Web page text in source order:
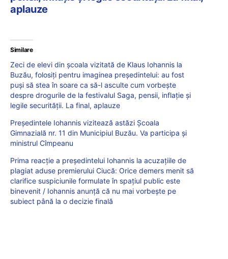
aplauze
Similare
Zeci de elevi din școala vizitată de Klaus Iohannis la
Buzău, folosiți pentru imaginea președintelui: au fost
puși să stea în soare ca să-l asculte cum vorbește
despre drogurile de la festivalul Saga, pensii, inflație și
legile securității. La final, aplauze
Președintele Iohannis vizitează astăzi Școala
Gimnazială nr. 11 din Municipiul Buzău. Va participa și
ministrul Cîmpeanu
Prima reacție a președintelui Iohannis la acuzațiile de
plagiat aduse premierului Ciucă: Orice demers menit să
clarifice suspiciunile formulate în spațiul public este
binevenit / Iohannis anunță că nu mai vorbește pe
subiect până la o decizie finală